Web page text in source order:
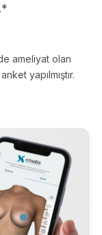
ameliyat olan
yapılmıştır.